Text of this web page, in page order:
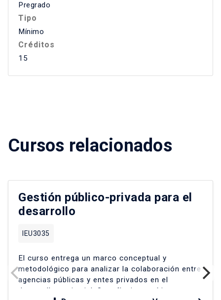
Pregrado
Tipo
Mínimo
Créditos
15
Cursos relacionados
Gestión público-privada para el
desarrollo
IEU3035
El curso entrega un marco conceptual y
metodológico para analizar la colaboración entre
agencias públicas y entes privados en el
desarrollo territorial
Se reflexiona críticamente